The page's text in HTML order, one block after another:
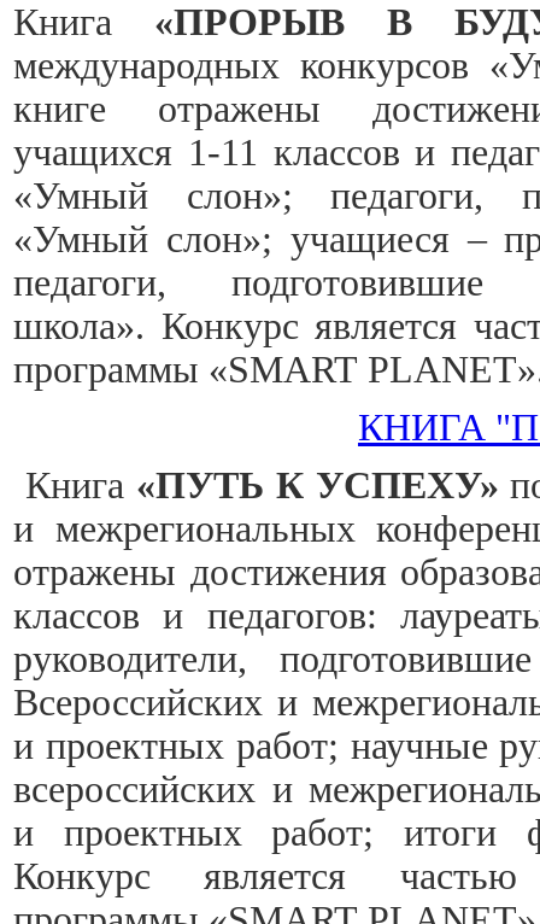
Книга «ПРОРЫВ В
международных конкурсов
книге отражены
учащихся 1-11 классов и
«Умный слон»; педагоги,
«Умный слон»; учащиеся –
педагоги,
школа». Конкурс является
программы «SMART
КНИГА
Книга «ПУТЬ К УСПЕХУ»
и межрегиональных
отражены достижения
классов и педагогов:
руководители,
Всероссийских и
и проектных работ; научные
всероссийских и
и проектных работ; итоги
Конкурс является частью